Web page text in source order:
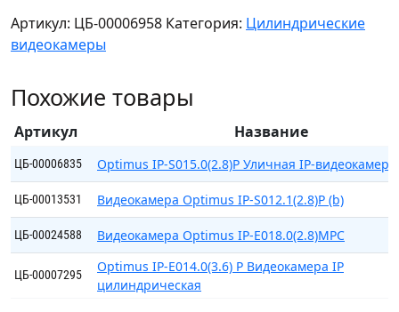
IP-
E012.1(2.8)MPE
IP-
3Мп.
Артикул: ЦБ-00006958 Категория: Цилиндрические
видеокамеры
Похожие товары
Артикул Название
ЦБ-00006835 Optimus IP-S015.0(2.8)P Уличная IP-
ЦБ-00013531 Видеокамера Optimus IP-S012.1(2.8)P (b)
ЦБ-00024588 Видеокамера Optimus IP-E018.0(2.8)MPC
ЦБ-00007295
Optimus IP-E014.0(3.6) P Видеокамера IP
цилиндрическая